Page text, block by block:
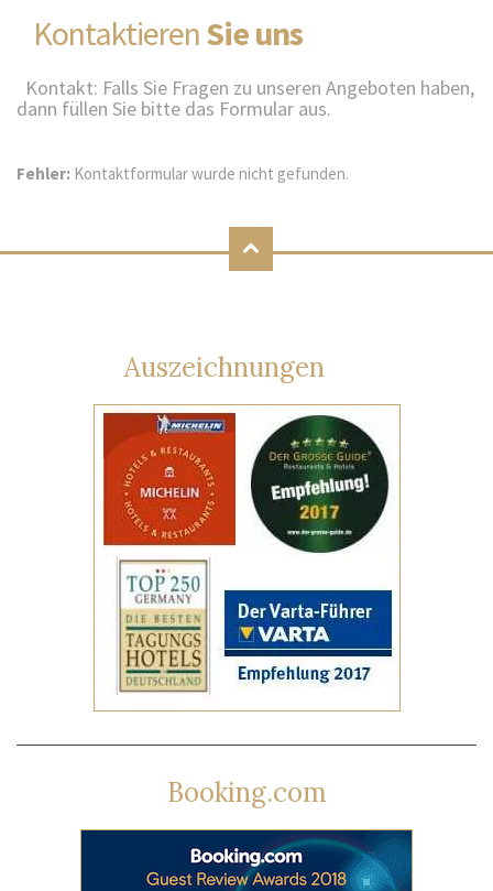
KontaktierenSie uns
Kontakt: Falls Sie Fragen zu unseren Angeboten haben,
dann füllen Sie bitte das Formular aus.
Fehler: Kontaktformular wurde nicht gefunden.
Auszeichnungen
Booking.com